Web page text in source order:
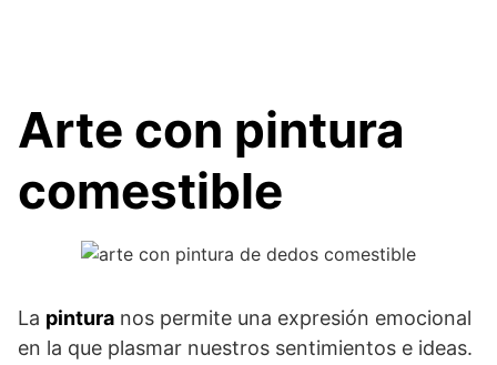
Arte con pintura
comestible
La pintura nos permite una expresión emocional
en la que plasmar nuestros sentimientos e ideas.